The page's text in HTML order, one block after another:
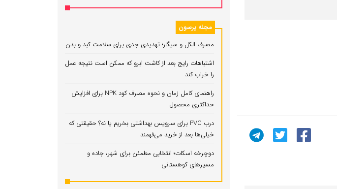
مجله پرسون
مصرف الکل و سیگار؛ تهدیدی جدی برای سلامت کبد و بدن
اشتباهات رایج بعد از کاشت ابرو که ممکن است نتیجه عمل
را خراب کند
راهنمای کامل زمان و نحوه مصرف کود NPK برای افزایش
حداکثری محصول
درب PVC برای سرویس بهداشتی بخریم یا نه؟ حقیقتی که
خیلی‌ها بعد از خرید می‌فهمند
دوچرخه اسکات؛ انتخابی مطمئن برای شهر، جاده و
مسیرهای کوهستانی